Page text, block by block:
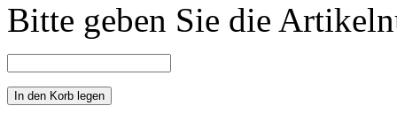
Bitte geben Sie die